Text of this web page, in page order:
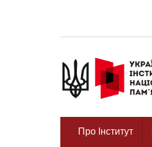
Про Інститут